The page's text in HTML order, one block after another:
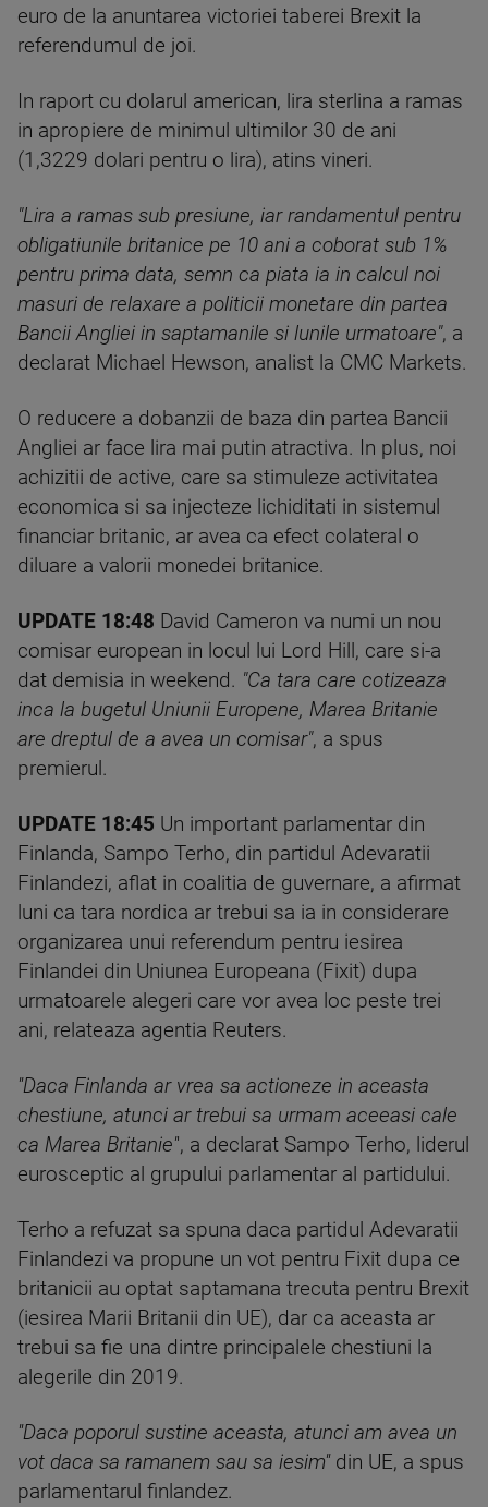
euro de la anuntarea victoriei taberei Brexit la
referendumul de joi.
In raport cu dolarul american, lira sterlina a ramas
in apropiere de minimul ultimilor 30 de ani
(1,3229 dolari pentru o lira), atins vineri.
"Lira a ramas sub presiune, iar randamentul pentru
obligatiunile britanice pe 10 ani a coborat sub 1%
pentru prima data, semn ca piata ia in calcul noi
masuri de relaxare a politicii monetare din partea
Bancii Angliei in saptamanile si lunile urmatoare", a
declarat Michael Hewson, analist la CMC Markets.
O reducere a dobanzii de baza din partea Bancii
Angliei ar face lira mai putin atractiva. In plus, noi
achizitii de active, care sa stimuleze activitatea
economica si sa injecteze lichiditati in sistemul
financiar britanic, ar avea ca efect colateral o
diluare a valorii monedei britanice.
UPDATE 18:48 David Cameron va numi un nou
comisar european in locul lui Lord Hill, care si-a
dat demisia in weekend. "Ca tara care cotizeaza
inca la bugetul Uniunii Europene, Marea Britanie
are dreptul de a avea un comisar", a spus
premierul.
UPDATE 18:45 Un important parlamentar din
Finlanda, Sampo Terho, din partidul Adevaratii
Finlandezi, aflat in coalitia de guvernare, a afirmat
luni ca tara nordica ar trebui sa ia in considerare
organizarea unui referendum pentru iesirea
Finlandei din Uniunea Europeana (Fixit) dupa
urmatoarele alegeri care vor avea loc peste trei
ani, relateaza agentia Reuters.
''Daca Finlanda ar vrea sa actioneze in aceasta
chestiune, atunci ar trebui sa urmam aceeasi cale
ca Marea Britanie'', a declarat Sampo Terho, liderul
eurosceptic al grupului parlamentar al partidului.
Terho a refuzat sa spuna daca partidul Adevaratii
Finlandezi va propune un vot pentru Fixit dupa ce
britanicii au optat saptamana trecuta pentru Brexit
(iesirea Marii Britanii din UE), dar ca aceasta ar
trebui sa fie una dintre principalele chestiuni la
alegerile din 2019.
''Daca poporul sustine aceasta, atunci am avea un
vot daca sa ramanem sau sa iesim''din UE, a spus
parlamentarul finlandez.